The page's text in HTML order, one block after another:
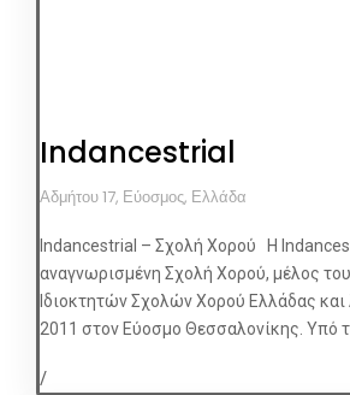
Indancestrial
Αδμήτου 17, Εύοσμος, Ελλάδα
Indancestrial – Σχολή Χορού Η
αναγνωρισμένη Σχολή Χορού, μέλος
Ιδιοκτητών Σχολών Χορού Ελλάδας και
2011 στον Εύοσμο Θεσσαλονίκης. Υπό